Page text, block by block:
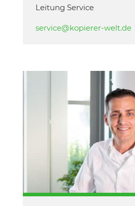
Leitung Service
service@kopierer-welt.de